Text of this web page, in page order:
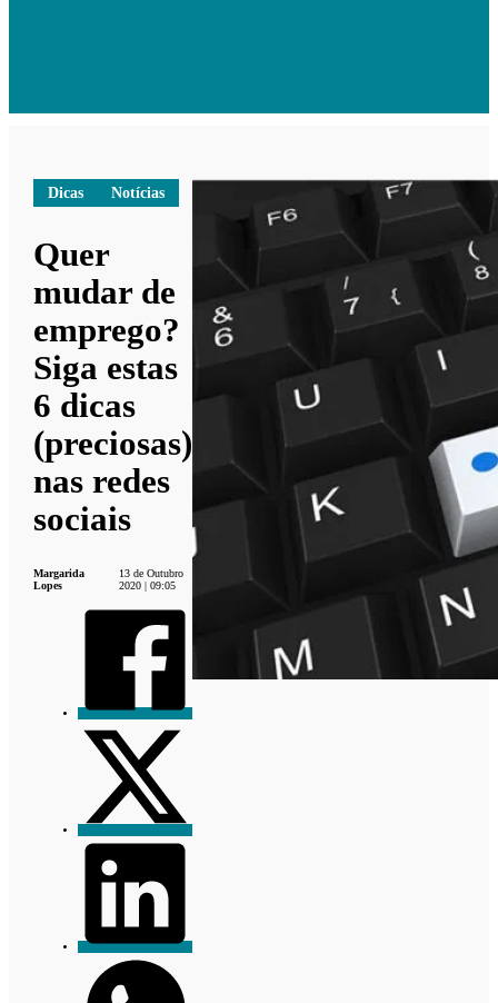
Dicas Notícias
Quer
mudar de
emprego?
Siga estas
6 dicas
(preciosas)
nas redes
sociais
Margarida
Lopes
13 de Outubro
2020 | 09:05